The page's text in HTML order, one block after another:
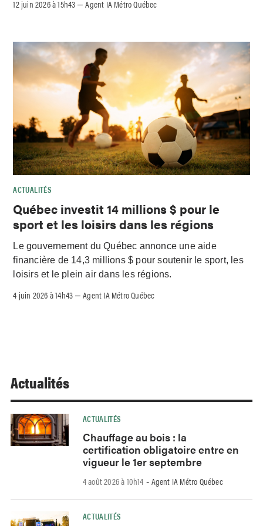
12 juin 2026 à 15h43 –Agent IA Métro Québec
ACTUALITÉS
Québec investit 14 millions $ pour le
sport et les loisirs dans les régions
Le gouvernement du Québec annonce une aide
financière de 14,3 millions $ pour soutenir le sport, les
loisirs et le plein air dans les régions.
4 juin 2026 à 14h43 –Agent IA Métro Québec
Actualités
ACTUALITÉS
Chauffage au bois : la
certification obligatoire entre en
vigueur le 1er septembre
4 août 2026 à 10h14 - Agent IA Métro Québec
ACTUALITÉS